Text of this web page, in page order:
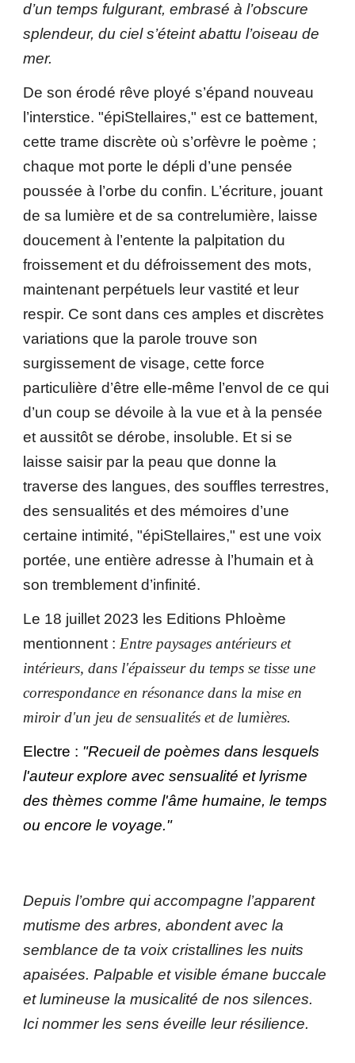
d’un temps fulgurant, embrasé à l’obscure
splendeur, du ciel s’éteint abattu l’oiseau de
mer.
De son érodé rêve ployé s’épand nouveau
l’interstice. "épiStellaires," est ce battement,
cette trame discrète où s’orfèvre le poème ;
chaque mot porte le dépli d’une pensée
poussée à l’orbe du confin. L’écriture, jouant
de sa lumière et de sa contrelumière, laisse
doucement à l’entente la palpitation du
froissement et du défroissement des mots,
maintenant perpétuels leur vastité et leur
respir. Ce sont dans ces amples et discrètes
variations que la parole trouve son
surgissement de visage, cette force
particulière d’être elle-même l’envol de ce qui
d’un coup se dévoile à la vue et à la pensée
et aussitôt se dérobe, insoluble. Et si se
laisse saisir par la peau que donne la
traverse des langues, des souffles terrestres,
des sensualités et des mémoires d’une
certaine intimité, "épiStellaires," est une voix
portée, une entière adresse à l’humain et à
son tremblement d’infinité.
Le 18 juillet 2023 les Editions Phloème
mentionnent : Entre paysages antérieurs et
intérieurs, dans l'épaisseur du temps se tisse une
correspondance en résonance dans la mise en
miroir d'un jeu de sensualités et de lumières.
Electre : "Recueil de poèmes dans lesquels
l'auteur explore avec sensualité et lyrisme
des thèmes comme l'âme humaine, le temps
ou encore le voyage."
Depuis l’ombre qui accompagne l’apparent
mutisme des arbres, abondent avec la
semblance de ta voix cristallines les nuits
apaisées. Palpable et visible émane buccale
et lumineuse la musicalité de nos silences.
Ici nommer les sens éveille leur résilience.